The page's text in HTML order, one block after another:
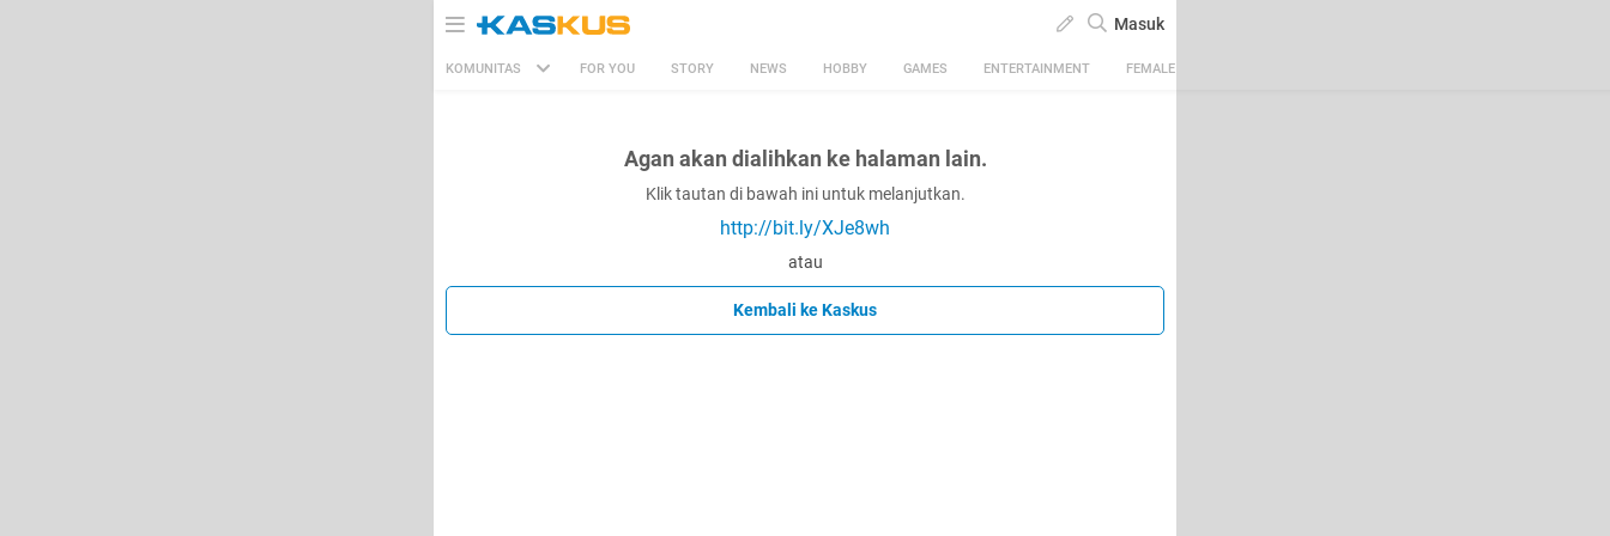
Masuk
KOMUNITAS FOR YOU STORY NEWS HOBBY GAMES ENTERTAINMENT FEMALE
Agan akan dialihkan ke halaman lain.
Klik tautan di bawah ini untuk melanjutkan.
http://bit.ly/XJe8wh
atau
Kembali ke Kaskus